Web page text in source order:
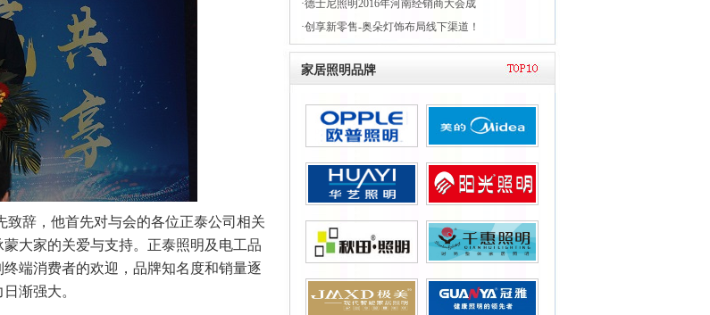
辞，他首先对与会的各位正泰公司相关
大家的关爱与支持。正泰照明及电工品
端消费者的欢迎，品牌知名度和销量逐
渐强大。
·德士尼照明2016年河南经销商大会成
·创享新零售-奥朵灯饰布局线下渠道！
家居照明品牌